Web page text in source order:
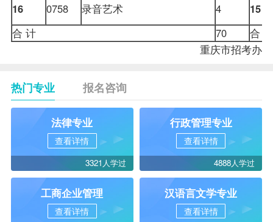
16
0758 录音艺术 4
15
合 计
70
合
重庆市招考办
热门专业 报名咨询
法律专业
查看详情
3321人学过
行政管理专业
查看详情
4888人学过
工商企业管理
查看详情
汉语言文学专业
查看详情